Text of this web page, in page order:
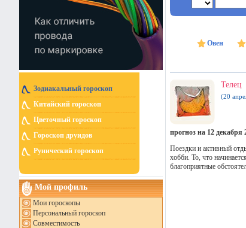
Зодиакальный гороскоп
Китайский гороскоп
Цветочный гороскоп
Гороскоп друидов
Рунический гороскоп
Мой профиль
Мои гороскопы
Персональный гороскоп
Совместимость
Овен
Телец
(20
прогноз на 12 декабря
Поездки и активный
хобби. То, что
благоприятные